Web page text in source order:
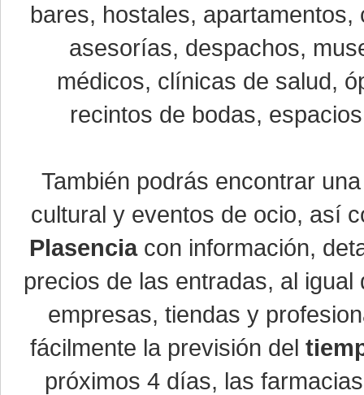
bares, hostales,
asesorías, despachos,
médicos, clínicas de salud,
recintos de bodas,
También podrás encontrar
cultural y eventos de ocio, así
Plasenciacon información,
precios de las entradas, al
empresas, tiendas y
fácilmente la previsión del
próximos 4 días, las